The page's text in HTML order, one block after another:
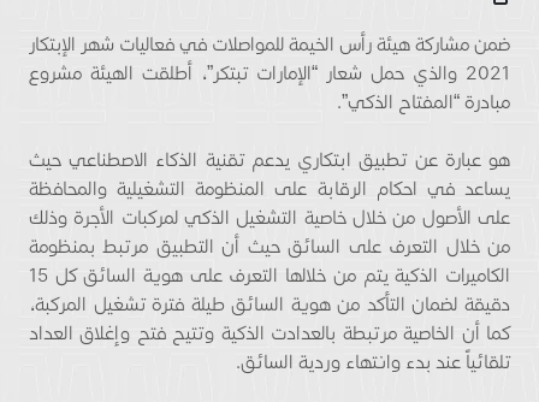
ضمن مشاركة هيئة رأس الخيمة للمواصلات في فعاليات شهر الإبتكار
2021 والذي حمل شعار “الإمارات تبتكر”، أطلقت الهيئة مشروع
مبادرة “المفتاح الذكي”.
هو عبارة عن تطبيق ابتكاري يدعم تقنية الذكاء الاصطناعي حيث
يساعد في احكام الرقابة على المنظومة التشغيلية والمحافظة
على الأصول من خلال خاصية التشغيل الذكي لمركبات الأجرة وذلك
من خلال التعرف على السائق حيث أن التطبيق مرتبط بمنظومة
الكاميرات الذكية يتم من خلالها التعرف على هوية السائق كل 15
دقيقة لضمان التأكد من هوية السائق طيلة فترة تشغيل المركبة،
كما أن الخاصية مرتبطة بالعدادت الذكية وتتيح فتح وإغلاق العداد
تلقائياً عند بدء وانتهاء وردية السائق.